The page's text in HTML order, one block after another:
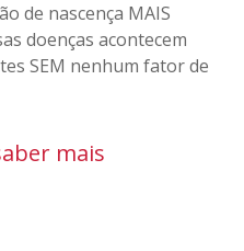
de nascença MAIS
doenças acontecem
SEM nenhum fator de
mais